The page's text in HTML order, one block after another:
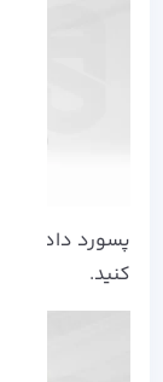
پسورد داده
کنید.